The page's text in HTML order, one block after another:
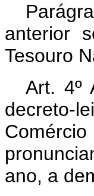
anterior
Tesouro
Art. 4º
decreto-
ano, a